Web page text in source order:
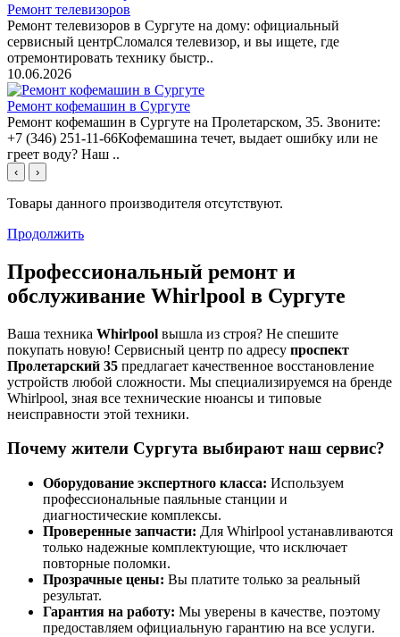
Ремонт телевизоров
Ремонт телевизоров в Сургуте на дому: официальный
сервисный центрСломался телевизор, и вы ищете, где
отремонтировать технику быстр..
10.06.2026
Ремонт кофемашин в Сургуте
Ремонт кофемашин в Сургуте на Пролетарском, 35. Звоните:
+7 (346) 251-11-66Кофемашина течет, выдает ошибку или не
греет воду? Наш ..
‹ ›
Товары данного производителя отсутствуют.
Продолжить
Профессиональный ремонт и
обслуживание Whirlpool в Сургуте
Ваша техника Whirlpool вышла из строя? Не спешите
покупать новую! Сервисный центр по адресу проспект
Пролетарский 35 предлагает качественное восстановление
устройств любой сложности. Мы специализируемся на бренде
Whirlpool, зная все технические нюансы и типовые
неисправности этой техники.
Почему жители Сургута выбирают наш сервис?
Оборудование экспертного класса: Используем
профессиональные паяльные станции и
диагностические комплексы.
Проверенные запчасти: Для Whirlpool устанавливаются
только надежные комплектующие, что исключает
повторные поломки.
Прозрачные цены: Вы платите только за реальный
результат.
Гарантия на работу: Мы уверены в качестве, поэтому
предоставляем официальную гарантию на все услуги.